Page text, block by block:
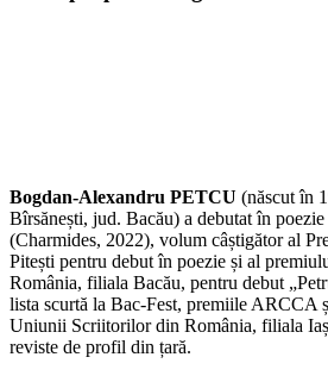
Bogdan-Alexandru PETCU (născut în
Bîrsănești, jud. Bacău) a debutat în
(Charmides, 2022), volum câștigător al
Pitești pentru debut în poezie și al
România, filiala Bacău, pentru debut
lista scurtă la Bac‑Fest, premiile ARCCA
Uniunii Scriitorilor din România, filiala
reviste de profil din țară.